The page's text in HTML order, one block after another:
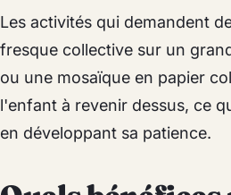
Les activités qui demandent
fresque collective sur un
ou une mosaïque en papier
l'enfant à revenir dessus, ce
en développant sa patience.